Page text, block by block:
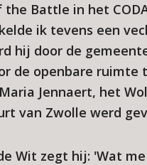
Battle in het
ik tevens een
hij door de
de openbare ruimte
Jennaert, het
van Zwolle werd
Wit zegt hij: 'Wat